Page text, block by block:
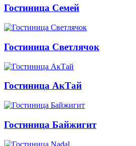
Гостиница Семей
Гостиница Светлячок
Гостиница АкТай
Гостиница Байжигит